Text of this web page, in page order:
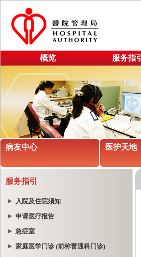
概览 服务指引
病友中心 医护天地
服务指引
入院及住院须知
申请医疗报告
急症室
家庭医学门诊 (前称普通科门诊)